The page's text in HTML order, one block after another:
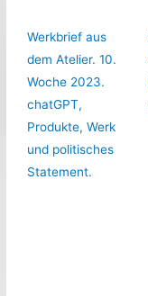
Werkbrief aus
dem Atelier. 10.
Woche 2023.
chatGPT,
Produkte, Werk
und politisches
Statement.